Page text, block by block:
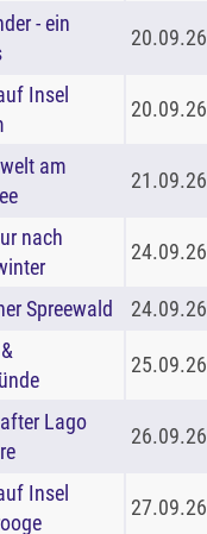
- ein
20.09.26
Insel
20.09.26
am
21.09.26
nach
24.09.26
Spreewald 24.09.26
25.09.26
Lago
26.09.26
Insel
27.09.26